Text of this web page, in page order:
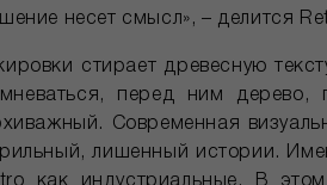
несет смысл», – делится
стирает древесную
перед ним дерево,
Современная
лишенный истории.
как индустриальные. В этом